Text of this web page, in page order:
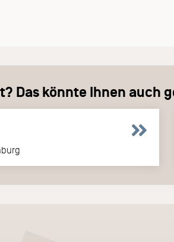
Das könnte Ihnen auch